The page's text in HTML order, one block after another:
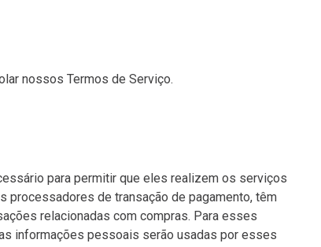
nossos Termos de Serviço.
para permitir que eles realizem os serviços
de transação de pagamento, têm
relacionadas com compras. Para esses
informações pessoais serão usadas por esses